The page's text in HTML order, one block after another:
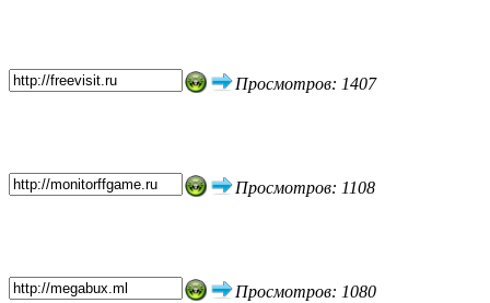
Просмотров: 1407
Просмотров: 1108
Просмотров: 1080